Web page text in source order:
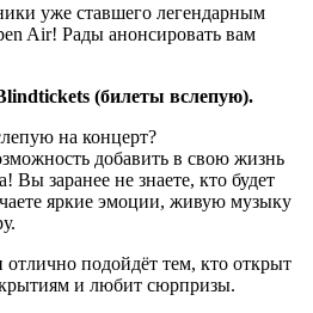
уже ставшего легендарным
Air! Рады анонсировать вам
(билеты вслепую).
на концерт?
добавить в свою жизнь
Вы заранее не знаете, кто будет
яркие эмоции, живую музыку
подойдёт тем, кто открыт
и любит сюрпризы.